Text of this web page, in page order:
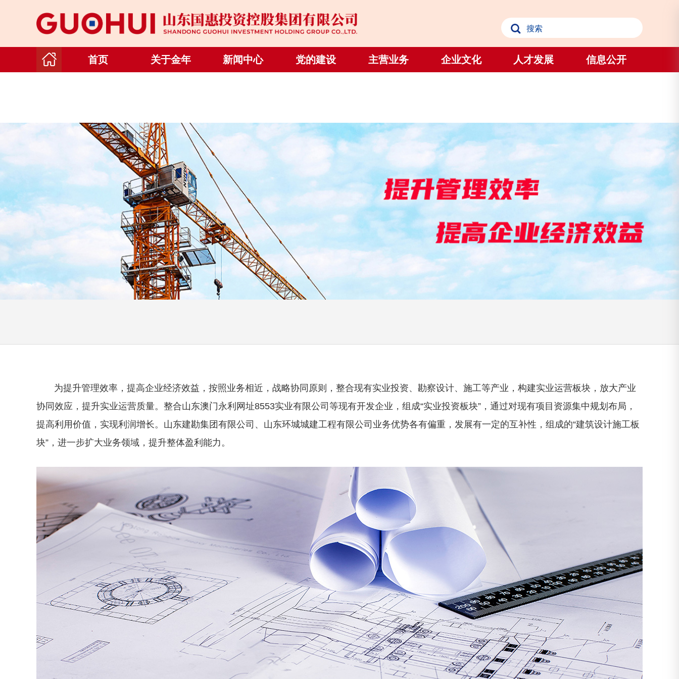
首页 关于金年 新闻中心 党的建设 主营业务 企业文化 人才发展 信息公开
为提升管理效率，提高企业经济效益，按照业务相近，战略协同原则，整合现有实业投资、勘察设计、施工等产业，构建实业运营板块，放大产业
协同效应，提升实业运营质量。整合山东澳门永利网址8553实业有限公司等现有开发企业，组成“实业投资板块”，通过对现有项目资源集中规划布局，
提高利用价值，实现利润增长。山东建勘集团有限公司、山东环城城建工程有限公司业务优势各有偏重，发展有一定的互补性，组成的“建筑设计施工板
块”，进一步扩大业务领域，提升整体盈利能力。